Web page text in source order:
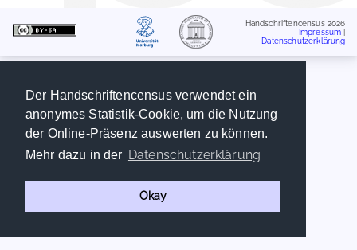
Der Handschriftencensus verwendet ein
anonymes Statistik-Cookie, um die Nutzung
der Online-Präsenz auswerten zu können.
Mehr dazu in der Datenschutzerklärung
Okay
Handschriftencensus 2026
Impressum
Datenschutzerklärung